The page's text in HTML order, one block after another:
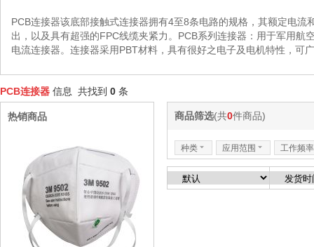
PCB连接器该底部接触式连接器拥有4至8条电路的规格，其额定电
出，以及具有超强的FPC线缆夹紧力。PCB系列连接器：用于军用
电流连接器。连接器采用PBT材料，具有很好之电子及电机特性，可
PCB连接器 信息 共找到 0 条
商品筛选(共0件商品)
种类 6 应用范围 6 工作频率
热销商品